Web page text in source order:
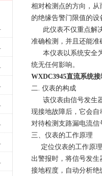
办？
检测应用
功能详解
法与标准
方法详解
化仪？
能与可靠性
安全规范
相对检测点的方向，
的绝缘告警门限值的
此仪表不仅重点解决
准确检测，并且还能
本仪表以系统安全为
统无任何影响。
WXDC3945直流系统
二. 仪表的构成
该仪表由信号发生器
现接地故障后，它会
对待检测支路漏电流
三、仪表的工作原理
定位仪表的工作原理
出警报时，将信号发
接地程度，自动分析